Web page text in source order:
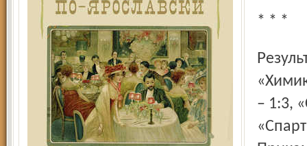
* * *
Результаты матчей, состоявшихся 16 и 18 февраля:
– 1:3,